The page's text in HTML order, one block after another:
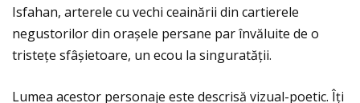
Isfahan, arterele cu vechi ceainării din cartierele
negustorilor din orașele persane par învăluite de o
tristeţe sfâșietoare, un ecou la singuratăţii.
Lumea acestor personaje este descrisă vizual-poetic. Îţi